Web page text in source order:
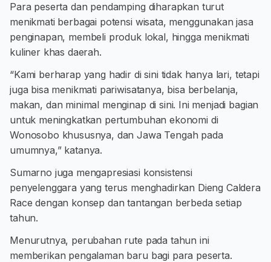
Para peserta dan pendamping diharapkan turut
menikmati berbagai potensi wisata, menggunakan jasa
penginapan, membeli produk lokal, hingga menikmati
kuliner khas daerah.
“Kami berharap yang hadir di sini tidak hanya lari, tetapi
juga bisa menikmati pariwisatanya, bisa berbelanja,
makan, dan minimal menginap di sini. Ini menjadi bagian
untuk meningkatkan pertumbuhan ekonomi di
Wonosobo khususnya, dan Jawa Tengah pada
umumnya,” katanya.
Sumarno juga mengapresiasi konsistensi
penyelenggara yang terus menghadirkan Dieng Caldera
Race dengan konsep dan tantangan berbeda setiap
tahun.
Menurutnya, perubahan rute pada tahun ini
memberikan pengalaman baru bagi para peserta.